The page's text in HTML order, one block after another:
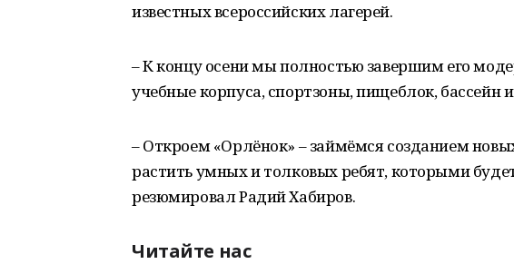
известных всероссийских лагерей.
– К концу осени мы полностью завершим его
учебные корпуса, спортзоны, пищеблок, бассейн
– Откроем «Орлёнок» – займёмся созданием
растить умных и толковых ребят, которыми
резюмировал Радий Хабиров.
Читайте нас